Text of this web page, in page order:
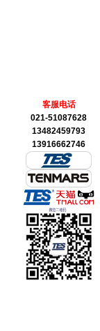
客服电话
021-51087628
13482459793
13916662746